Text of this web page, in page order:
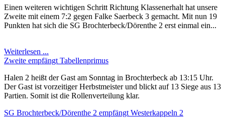
Einen weiteren wichtigen Schritt Richtung Klassenerhalt hat unsere
Zweite mit einem 7:2 gegen Falke Saerbeck 3 gemacht. Mit nun 19
Punkten hat sich die SG Brochterbeck/Dörenthe 2 erst einmal ein...
Weiterlesen ...
Zweite empfängt Tabellenprimus
Halen 2 heißt der Gast am Sonntag in Brochterbeck ab 13:15 Uhr.
Der Gast ist vorzeitiger Herbstmeister und blickt auf 13 Siege aus 13
Partien. Somit ist die Rollenverteilung klar.
SG Brochterbeck/Dörenthe 2 empfängt Westerkappeln 2